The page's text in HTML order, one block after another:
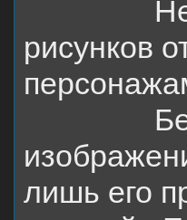
рисунков
лишь его